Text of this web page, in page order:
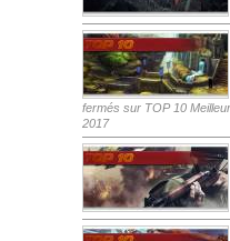
fermés sur TOP 10
2017